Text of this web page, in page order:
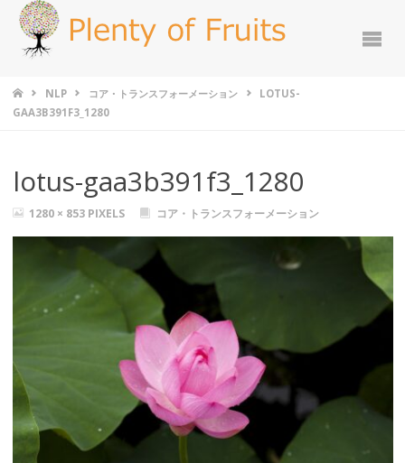
NLP コア・トランスフォーメーション
LOTUS-
GAA3B391F3_1280
lotus-gaa3b391f3_1280
1280 × 853 PIXELS コア・トランスフォーメーション